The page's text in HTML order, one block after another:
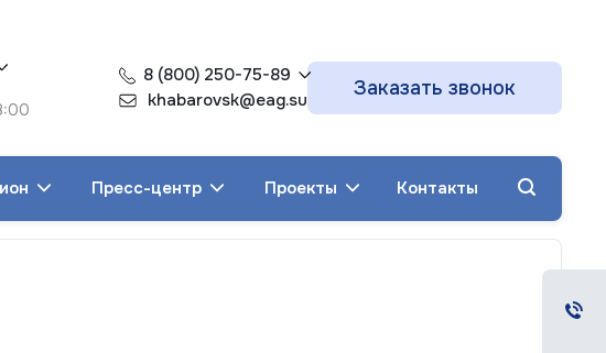
8 (800) 250-75-89
khabarovsk@eag.su
Заказать звонок
Пресс-центр Проекты Контакты